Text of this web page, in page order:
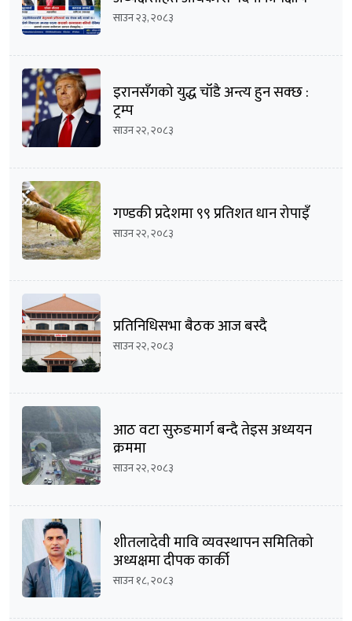
भिडन्तको सम्भावना
साउन २३, २०८३
इरानसँगको युद्ध चाँडै अन्त्य हुन सक्छ :
ट्रम्प
साउन २२, २०८३
गण्डकी प्रदेशमा ९९ प्रतिशत धान रोपाइँ
साउन २२, २०८३
प्रतिनिधिसभा बैठक आज बस्दै
साउन २२, २०८३
आठ वटा सुरुङमार्ग बन्दै तेइस अध्ययन
क्रममा
साउन २२, २०८३
शीतलादेवी मावि व्यवस्थापन समितिको
अध्यक्षमा दीपक कार्की
साउन १८, २०८३